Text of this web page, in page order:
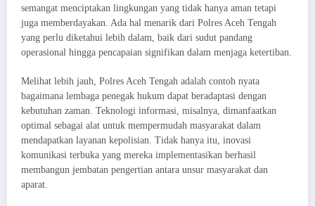
semangat menciptakan lingkungan yang tidak hanya aman tetapi
juga memberdayakan. Ada hal menarik dari Polres Aceh Tengah
yang perlu diketahui lebih dalam, baik dari sudut pandang
operasional hingga pencapaian signifikan dalam menjaga ketertiban.
Melihat lebih jauh, Polres Aceh Tengah adalah contoh nyata
bagaimana lembaga penegak hukum dapat beradaptasi dengan
kebutuhan zaman. Teknologi informasi, misalnya, dimanfaatkan
optimal sebagai alat untuk mempermudah masyarakat dalam
mendapatkan layanan kepolisian. Tidak hanya itu, inovasi
komunikasi terbuka yang mereka implementasikan berhasil
membangun jembatan pengertian antara unsur masyarakat dan
aparat.